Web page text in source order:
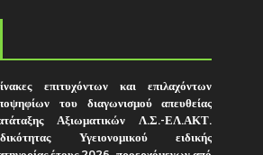
επιτυχόντων και επιλαχόντων
του διαγωνισμού απευθείας
Αξιωματικών Λ.Σ.-ΕΛ.ΑΚΤ.
Υγειονομικού ειδικής